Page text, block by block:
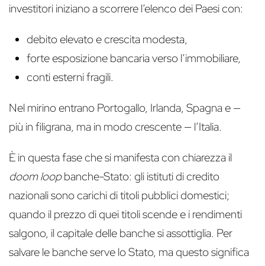
investitori iniziano a scorrere l’elenco dei Paesi con:
debito elevato e crescita modesta,
forte esposizione bancaria verso l’immobiliare,
conti esterni fragili.
Nel mirino entrano Portogallo, Irlanda, Spagna e —
più in filigrana, ma in modo crescente — l’Italia.
È in questa fase che si manifesta con chiarezza il
doom loopbanche-Stato: gli istituti di credito
nazionali sono carichi di titoli pubblici domestici;
quando il prezzo di quei titoli scende e i rendimenti
salgono, il capitale delle banche si assottiglia. Per
salvare le banche serve lo Stato, ma questo significa